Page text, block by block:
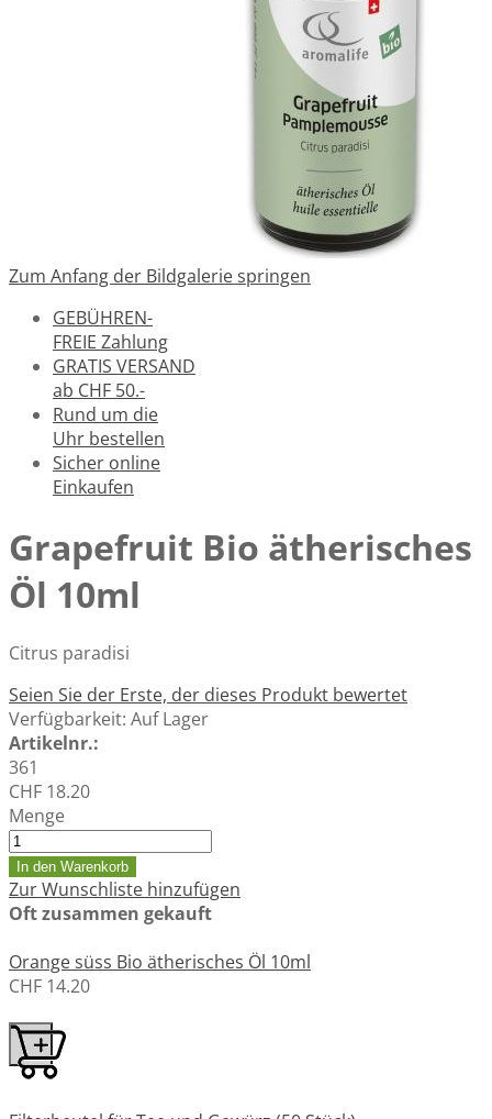
Zum Anfang der Bildgalerie springen
GEBÜHREN-
FREIE Zahlung
GRATIS VERSAND
ab CHF 50.-
Rund um die
Uhr bestellen
Sicher online
Einkaufen
Grapefruit Bio ätherisches
Öl 10ml
Citrus paradisi
Seien Sie der Erste, der dieses Produkt bewertet
Verfügbarkeit: Auf Lager
Artikelnr.:
361
CHF 18.20
Menge
In den Warenkorb
Zur Wunschliste hinzufügen
Oft zusammen gekauft
Orange süss Bio ätherisches Öl 10ml
CHF 14.20